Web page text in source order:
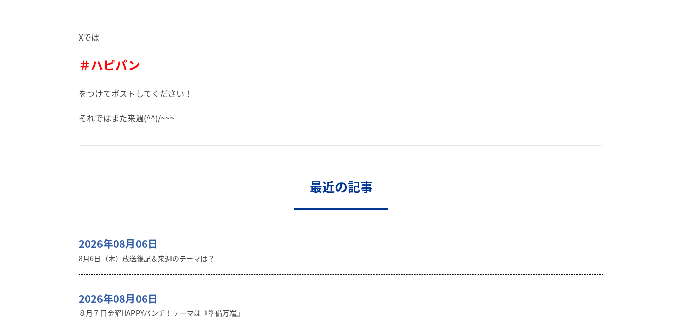
Xでは
＃ハピパン
をつけてポストしてください！
それではまた来週(^^)/~~~
最近の記事
2026年08月06日
8月6日（木）放送後記＆来週のテーマは？
2026年08月06日
８月７日金曜HAPPYパンチ！テーマは『準備万端』